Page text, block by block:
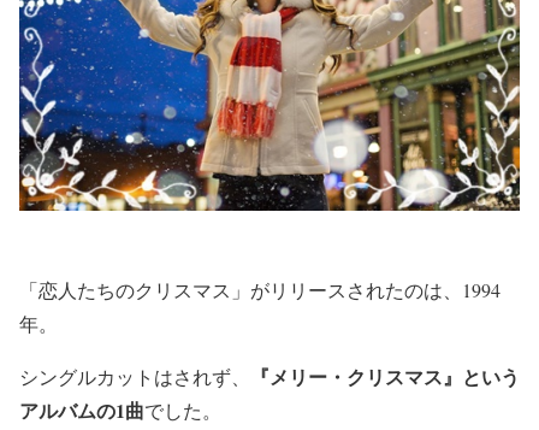
「恋人たちのクリスマス」がリリースされたのは、1994
年。
シングルカットはされず、
『メリー・クリスマス』という
アルバムの1曲でした。